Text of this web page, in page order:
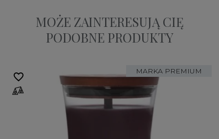
MOŻE ZAINTERESUJĄ CIĘ
PODOBNE PRODUKTY
MARKA PREMIUM
favorite_border